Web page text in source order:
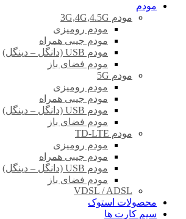
مودم
مودم 3G,4G,4.5G
مودم رومیزی
مودم جیبی همراه
مودم USB (دانگل – دینگل)
مودم فضای باز
مودم 5G
مودم رومیزی
مودم جیبی همراه
مودم USB (دانگل – دینگل)
مودم فضای باز
مودم TD-LTE
مودم رومیزی
مودم جیبی همراه
مودم USB (دانگل – دینگل)
مودم فضای باز
VDSL / ADSL
محصولات استوک
سیم کارت ها